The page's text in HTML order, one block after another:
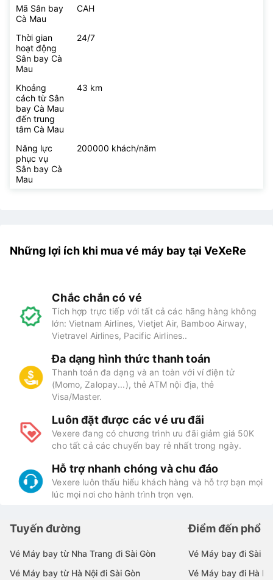
Website
Sân bay Cà
Mau
https://www.vietnamairport.vn/camauairport/
Mã Sân bay
Cà Mau
Thời gian
hoạt động
Sân bay Cà
Mau
Khoảng
bay Cà Mau
đến trung
tâm Cà Mau
Những lợi ích khi mua vé máy bay tại VeXeRe
Chắc chắn có vé
Tích hợp trực tiếp với tất cả các hãng hàng không
lớn: Vietnam Airlines, Vietjet Air, Bamboo Airway,
Vietravel Airlines, Pacific Airlines..
Đa dạng hình thức thanh toán
Thanh toán đa dạng và an toàn với ví điện tử
(Momo, Zalopay...), thẻ ATM nội địa, thẻ
Visa/Master.
Luôn đặt được các vé ưu đãi
Vexere đang có chương trình ưu đãi giảm giá 50K
cho tất cả các chuyến bay rẻ nhất trong ngày.
Vexere luôn thấu hiểu khách hàng và hỗ trợ bạn mọi
lúc mọi nơi cho hành trình trọn vẹn.
Tuyến đường Điểm đến phổ